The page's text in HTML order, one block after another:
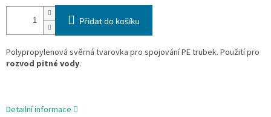
Přidat do košíku
Polypropylenová svěrná tvarovka pro spojování PE trubek. Použití pro
rozvod pitné vody.
Detailní informace